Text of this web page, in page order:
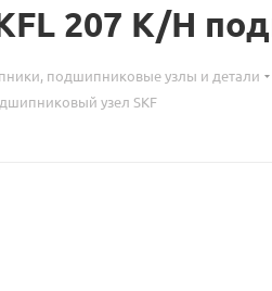
207
о
товаре
K/H
подшипниковые узлы и детали
узел SKF